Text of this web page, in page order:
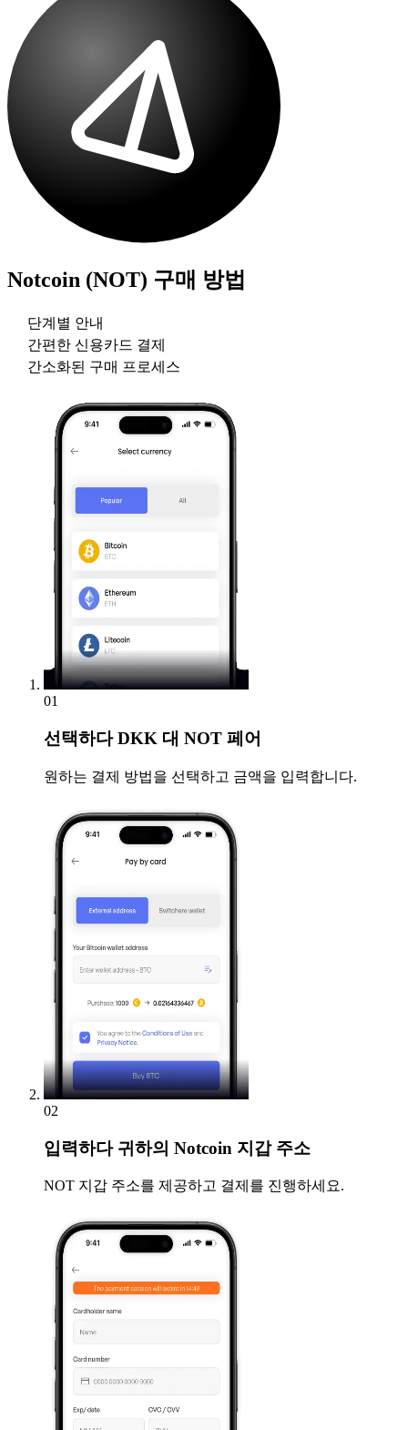
Notcoin (NOT) 구매 방법
단계별 안내
간편한 신용카드 결제
간소화된 구매 프로세스
01
선택하다DKK 대 NOT 페어
원하는 결제 방법을 선택하고 금액을 입력합니다.
02
입력하다귀하의 Notcoin 지갑 주소
NOT 지갑 주소를 제공하고 결제를 진행하세요.